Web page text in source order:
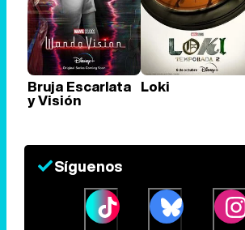
Bruja Escarlata
y Visión
Loki
Síguenos